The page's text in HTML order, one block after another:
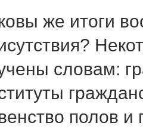
же итоги
словам:
полов